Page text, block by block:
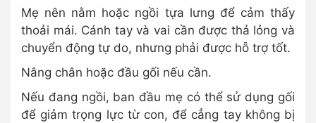
Mẹ nên nằm hoặc ngồi tựa lưng để cảm thấy
thoải mái. Cánh tay và vai cần được thả lỏng và
chuyển động tự do, nhưng phải được hỗ trợ tốt.
Nâng chân hoặc đầu gối nếu cần.
Nếu đang ngồi, ban đầu mẹ có thể sử dụng gối
để giảm trọng lực từ con, để cẳng tay không bị